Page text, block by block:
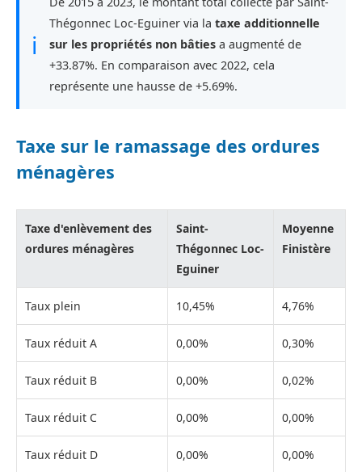
ℹ
Thégonnec Loc-Eguiner via la taxe additionnelle
sur les propriétés non bâties a augmenté de
+33.87%. En comparaison avec 2022, cela
représente une hausse de +5.69%.
Taxe sur le ramassage des ordures
ménagères
Taxe d'enlèvement des
ordures ménagères
Saint-
Thégonnec Loc-
Eguiner
Moyenne
Finistère
Taux plein 10,45% 4,76%
Taux réduit A 0,00% 0,30%
Taux réduit B 0,00% 0,02%
Taux réduit C 0,00% 0,00%
Taux réduit D 0,00% 0,00%